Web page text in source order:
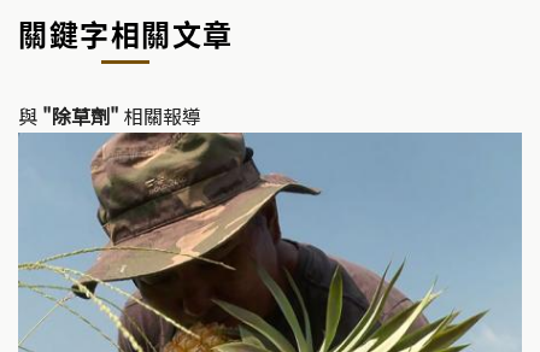
關鍵字相關文章
與 "除草劑" 相關報導